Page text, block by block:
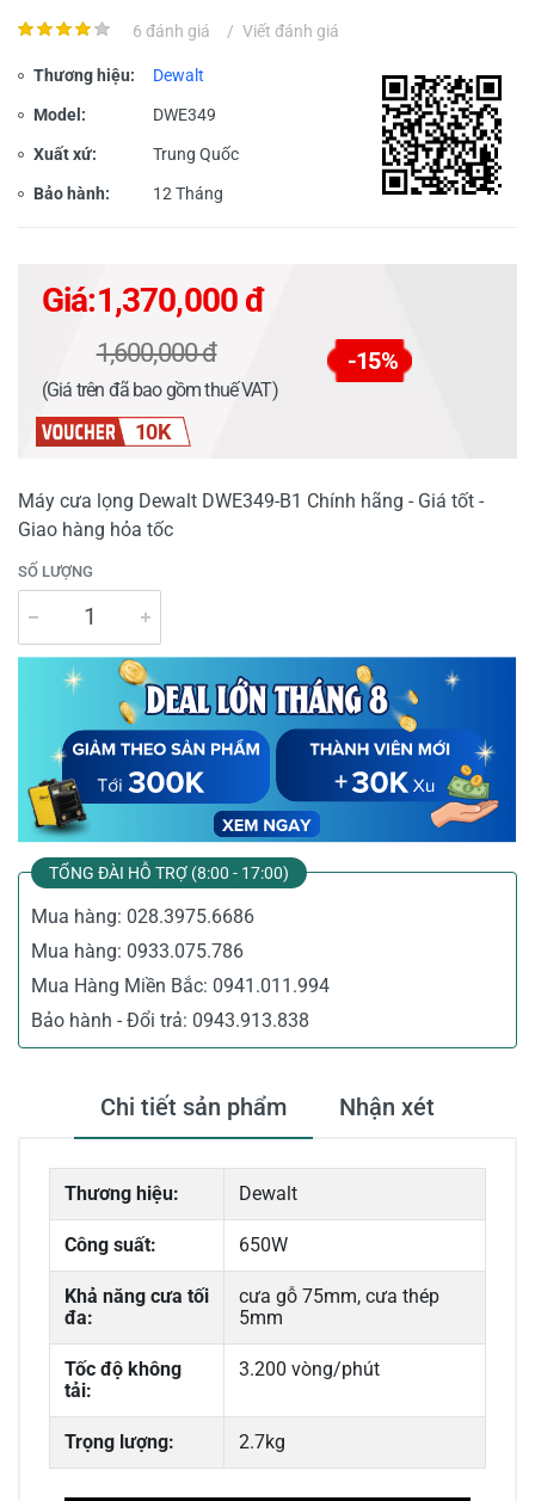
6 đánh giá / Viết đánh giá
Thương hiệu: Dewalt
Model: DWE349
Xuất xứ: Trung Quốc
Bảo hành: 12 Tháng
Giá:1,370,000 đ
1,600,000 đ -15%
(Giá trên đã bao gồm thuế VAT)
10K
Máy cưa lọng Dewalt DWE349-B1 Chính hãng - Giá tốt -
Giao hàng hỏa tốc
SỐ LƯỢNG
TỔNG ĐÀI HỖ TRỢ (8:00 - 17:00)
Mua hàng: 028.3975.6686
Mua hàng: 0933.075.786
Mua Hàng Miền Bắc: 0941.011.994
Bảo hành - Đổi trả: 0943.913.838
Chi tiết sản phẩm Nhận xét
Thương hiệu: Dewalt
Công suất: 650W
Khả năng cưa tối
đa:
cưa gỗ 75mm, cưa thép
5mm
Tốc độ không
tải:
3.200 vòng/phút
Trọng lượng: 2.7kg